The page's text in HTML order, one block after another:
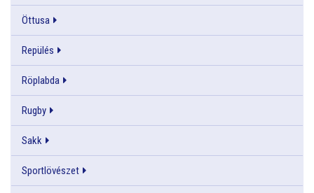
Öttusa
Repülés
Röplabda
Rugby
Sakk
Sportlövészet